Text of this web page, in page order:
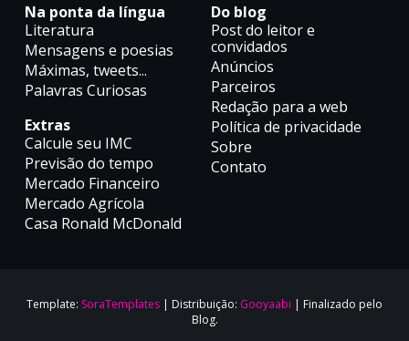
Na ponta da língua
Literatura
Mensagens e poesias
Máximas, tweets...
Palavras Curiosas
Extras
Calcule seu IMC
Previsão do tempo
Mercado Financeiro
Mercado Agrícola
Casa Ronald McDonald
Do blog
Post do leitor e
convidados
Anúncios
Parceiros
Redação para a web
Política de privacidade
Sobre
Contato
Template: SoraTemplates | Distribuição: Gooyaabi | Finalizado pelo
Blog.